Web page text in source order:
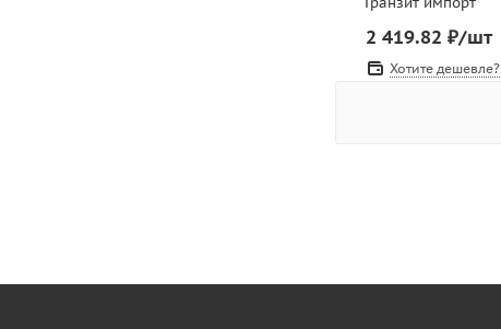
2 419.82 ₽/шт
Хотите дешевле?